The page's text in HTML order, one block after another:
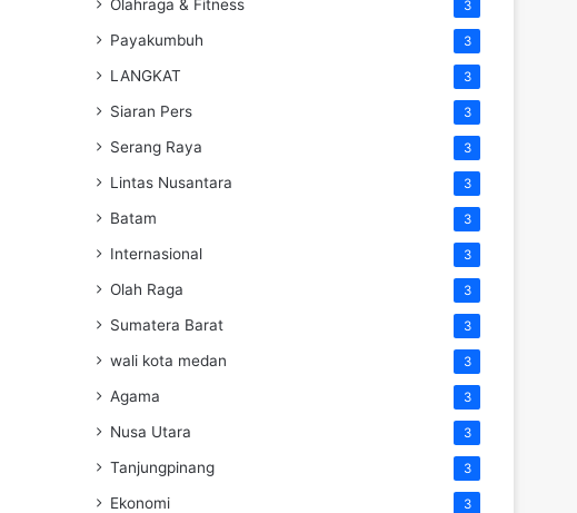
Olahraga & Fitness 3
Payakumbuh 3
LANGKAT 3
Siaran Pers 3
Serang Raya 3
Lintas Nusantara 3
Batam 3
Internasional 3
Olah Raga 3
Sumatera Barat 3
wali kota medan 3
Agama 3
Nusa Utara 3
Tanjungpinang 3
Ekonomi 3